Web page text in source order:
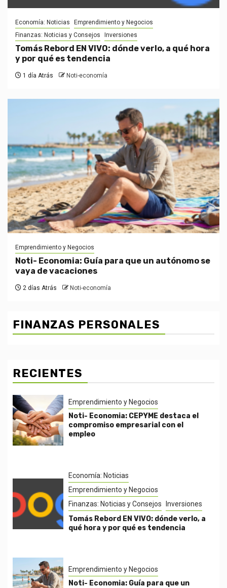
Economía: Noticias
Emprendimiento y Negocios
Finanzas: Noticias y Consejos
Inversiones
Tomás Rebord EN VIVO: dónde verlo, a qué hora
y por qué es tendencia
1 día Atrás Noti-economía
Emprendimiento y Negocios
Noti- Economia: Guía para que un autónomo se
vaya de vacaciones
2 días Atrás Noti-economía
FINANZAS PERSONALES
RECIENTES
Emprendimiento y Negocios
Noti- Economia: CEPYME destaca el
compromiso empresarial con el
empleo
Economía: Noticias
Emprendimiento y Negocios
Finanzas: Noticias y Consejos
Inversiones
Tomás Rebord EN VIVO: dónde verlo, a
qué hora y por qué es tendencia
Emprendimiento y Negocios
Noti- Economia: Guía para que un